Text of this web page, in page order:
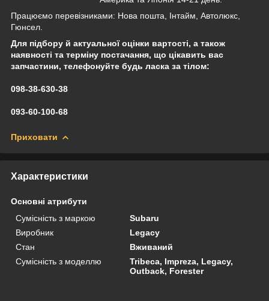
Працюємо перевізниками: Нова пошта, Інтайм, Автолюкс,
Гюнсел.
Для підбору й актуальної оцінки вартості, а також
наявності та терміну постачання, що цікавить вас
запчастини, телефонуйте будь ласка за тілом:
098-38-630-38
093-60-100-68
Приховати
Характеристики
Основні атрибути
Сумісність з маркою
Subaru
Виробник
Legacy
Стан
Вживаний
Сумісність з моделлю
Tribeca, Impreza, Legacy,
Outback, Forester